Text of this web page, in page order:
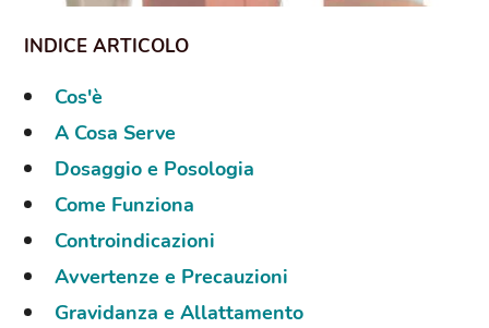
Cos'è
A Cosa Serve
Dosaggio e Posologia
Come Funziona
Controindicazioni
Avvertenze e Precauzioni
Gravidanza e Allattamento